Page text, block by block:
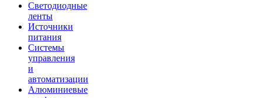
Светодиодные
ленты
Источники
питания
Системы
управления
и
автоматизации
Алюминиевые